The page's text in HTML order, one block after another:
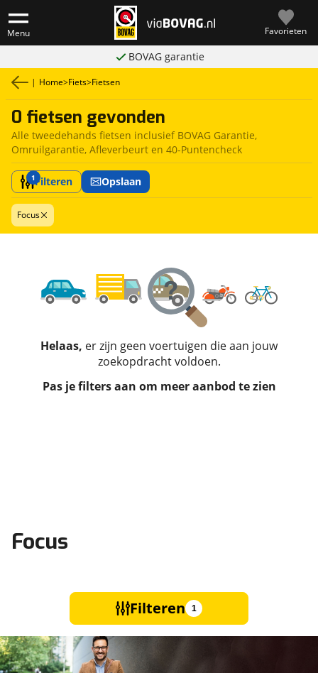
Menu Favorieten
BOVAG garantie
| Home>Fiets>Fietsen
0 fietsen gevonden
Alle tweedehands fietsen inclusief BOVAG Garantie,
Omruilgarantie, Afleverbeurt en 40-Puntencheck
1Filteren Opslaan
Focus
Helaas, er zijn geen voertuigen die aan jouw
zoekopdracht voldoen.
Pas je filters aan om meer aanbod te zien
Focus
Filteren 1